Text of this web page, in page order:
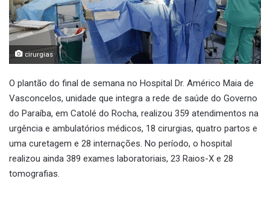
cirurgias
O plantão do final de semana no Hospital Dr. Américo Maia de
Vasconcelos, unidade que integra a rede de saúde do Governo
do Paraíba, em Catolé do Rocha, realizou 359 atendimentos na
urgência e ambulatórios médicos, 18 cirurgias, quatro partos e
uma curetagem e 28 internações. No período, o hospital
realizou ainda 389 exames laboratoriais, 23 Raios-X e 28
tomografias.